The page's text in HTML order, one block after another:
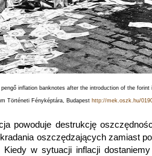
inflation banknotes after the introduction of the forint
Történeti Fényképtára, Budapest http://mek.oszk.hu/
powoduje destrukcję
oszczędzających zamiast
w sytuacji inflacji